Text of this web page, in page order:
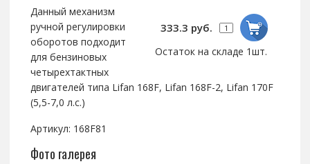
333.3 руб.
Остаток на складе 1шт.
Данный механизм
ручной регулировки
оборотов подходит
для бензиновых
четырехтактных
двигателей типа Lifan 168F, Lifan 168F-2, Lifan 170F
(5,5-7,0 л.с.)
Артикул: 168F81
Фото галерея